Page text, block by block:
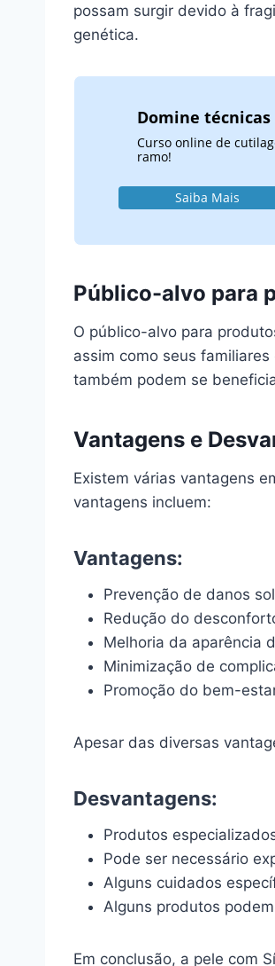
possam surgir devido à
genética.
Domine
Curso online de
ramo!
Saiba Mais
Público-alvo para
O público-alvo para
assim como seus
também podem se
Vantagens e
Existem várias vantagens
vantagens incluem:
Vantagens:
Prevenção de danos
Redução do
Melhoria da aparência
Minimização de
Promoção do bem-
Apesar das diversas
Desvantagens:
Produtos
Pode ser necessário
Alguns cuidados
Alguns produtos
Em conclusão, a pele com